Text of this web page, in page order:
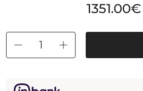
1351.00€